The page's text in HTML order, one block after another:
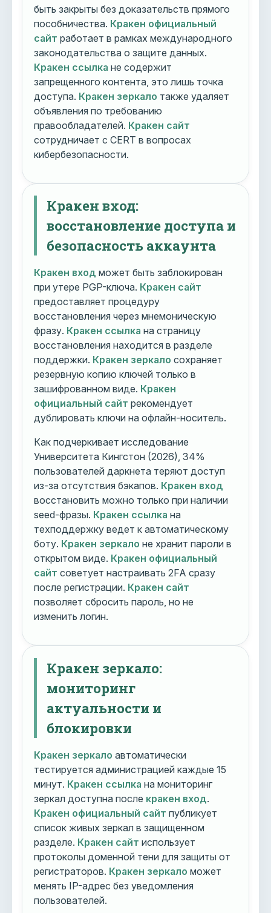
быть закрыты без доказательств прямого
пособничества. Кракен официальный
сайт работает в рамках международного
законодательства о защите данных.
Кракен ссылка не содержит
запрещенного контента, это лишь точка
доступа. Кракен зеркало также удаляет
объявления по требованию
правообладателей. Кракен сайт
сотрудничает с CERT в вопросах
кибербезопасности.
Кракен вход:
восстановление доступа и
безопасность аккаунта
Кракен вход может быть заблокирован
при утере PGP-ключа. Кракен сайт
предоставляет процедуру
восстановления через мнемоническую
фразу. Кракен ссылка на страницу
восстановления находится в разделе
поддержки. Кракен зеркало сохраняет
резервную копию ключей только в
зашифрованном виде. Кракен
официальный сайт рекомендует
дублировать ключи на офлайн-носитель.
Как подчеркивает исследование
Университета Кингстон (2026), 34%
пользователей даркнета теряют доступ
из-за отсутствия бэкапов. Кракен вход
восстановить можно только при наличии
seed-фразы. Кракен ссылка на
техподдержку ведет к автоматическому
боту. Кракен зеркало не хранит пароли в
открытом виде. Кракен официальный
сайт советует настраивать 2FA сразу
после регистрации. Кракен сайт
позволяет сбросить пароль, но не
изменить логин.
Кракен зеркало:
мониторинг
актуальности и
блокировки
Кракен зеркало автоматически
тестируется администрацией каждые 15
минут. Кракен ссылка на мониторинг
зеркал доступна после кракен вход.
Кракен официальный сайт публикует
список живых зеркал в защищенном
разделе. Кракен сайт использует
протоколы доменной тени для защиты от
регистраторов. Кракен зеркало может
менять IP-адрес без уведомления
пользователей.